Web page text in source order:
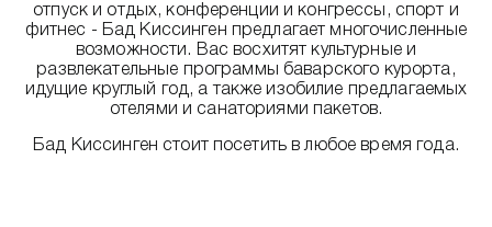
отпуск и отдых, конференции и конгрессы, спорт и
фитнес - Бад Киссинген предлагает многочисленные
возможности. Вас восхитят культурные и
развлекательные программы баварского курорта,
идущие круглый год, а также изобилие предлагаемых
отелями и санаториями пакетов.
Бад Киссинген стоит посетить в любое время года.